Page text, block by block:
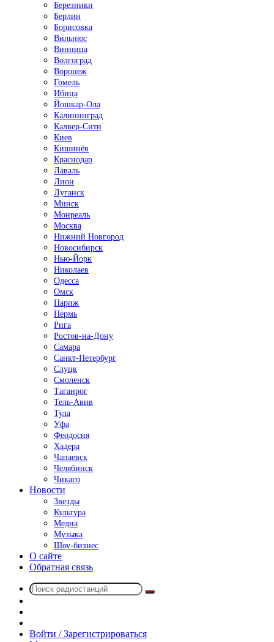
Березники
Берлин
Борисовка
Вильнюс
Винница
Волгоград
Воронеж
Гомель
Ибица
Йошкар-Ола
Калининград
Калвер-Сити
Киев
Кишинёв
Краснодар
Лаваль
Лион
Луганск
Минск
Монреаль
Москва
Нижний Новгород
Новосибирск
Нью-Йорк
Николаев
Одесса
Омск
Париж
Пермь
Рига
Ростов-на-Дону
Самара
Санкт-Петербург
Слуцк
Смоленск
Таганрог
Тель-Авив
Тула
Уфа
Феодосия
Хадера
Чапаевск
Челябинск
Чикаго
Новости
Звезды
Культура
Медиа
Музыка
Шоу-бизнес
О сайте
Обратная связь
Поиск
радио
Войти / Зарегистрироваться